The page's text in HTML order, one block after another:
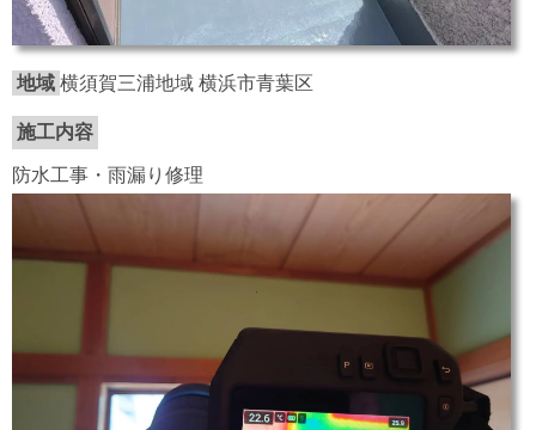
地域 横須賀三浦地域 横浜市青葉区
施工内容
防水工事・雨漏り修理